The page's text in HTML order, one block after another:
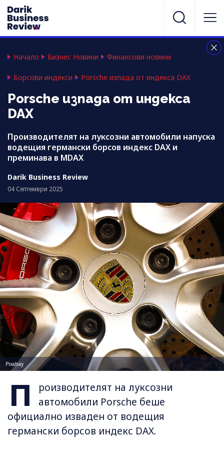
Начало Бизнес Новини Финансови новини
Борсови индекси Porsche изпада от индекса DAX
Porsche изпада от индекса
DAX
Производителят на луксозни автомобили напуска
водещия германски борсов индекс DAX и
преминава в MDAX
Darik Business Review
04 Септември 2025
Pixabay
П
роизводителят на луксозни
автомобили Porsche беше
официално изваден от водещия
германски борсов индекс DAX.